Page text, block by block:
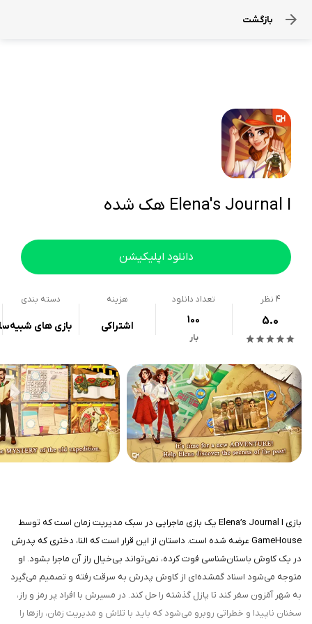
بازگشت
Elena's Journal I هک شده
دانلود اپلیکیشن
4 نظر
5.0
تعداد دانلود
100
بار
هزینه
اشتراکی
دسته بندی
بازی های
بازی Elena’s Journal I یک بازی ماجرایی در سبک مدیریت زمان است که توسط
GameHouse عرضه شده است. داستان از این قرار است که النا، دختری که پدرش
در یک کاوش باستان‌شناسی فوت کرده، نمی‌تواند بی‌خیال راز آن ماجرا بشود. او
متوجه می‌شود اسناد گمشده‌ای از کاوش پدرش به سرقت رفته و تصمیم می‌گیرد
به شهر آمَزون سفر کند تا پازل گذشته را حل کند. در مسیرش با افراد پر رمز و راز،
سخنان ناپیدا و خطراتی روبرو می‌شود که باید با تلاش و مدیریت زمان، رازها را